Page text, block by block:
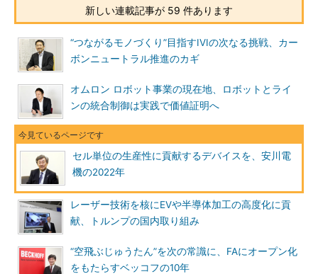
新しい連載記事が 59 件あります
“つながるモノづくり”目指すIVIの次なる挑戦、カー
ボンニュートラル推進のカギ
オムロン ロボット事業の現在地、ロボットとライ
ンの統合制御は実践で価値証明へ
セル単位の生産性に貢献するデバイスを、安川電
機の2022年
レーザー技術を核にEVや半導体加工の高度化に貢
献、トルンプの国内取り組み
“空飛ぶじゅうたん”を次の常識に、FAにオープン化
をもたらすベッコフの10年